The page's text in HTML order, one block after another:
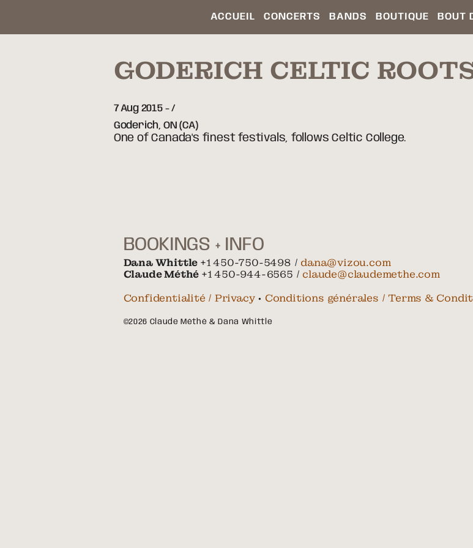
ACCUEIL CONCERTS BANDS BOUTIQUE BOUT
GODERICH CELTIC
7 Aug 2015-
Goderich, ON (CA)
One of Canada's finest festivals, follows Celtic College.
BOOKINGS + INFO
Dana Whittle +1 450-750-5498 / dana@vizou.com
Claude Méthé +1 450-944-6565 / claude@claudemethe.com
Confidentialité / Privacy• Conditions générales / Terms &
©2026 Claude Méthé & Dana Whittle